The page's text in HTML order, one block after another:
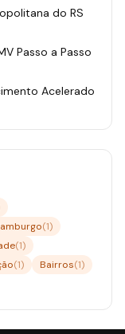
do RS
Passo a Passo
Acelerado
(1)
(1)
(1) Bairros(1)